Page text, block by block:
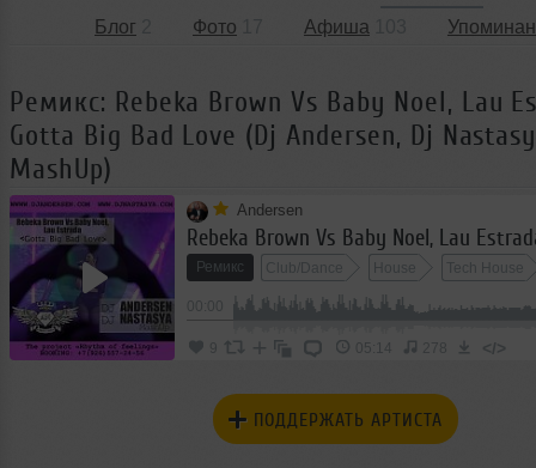
Блог
Фото Афиша
Ремикс: Rebeka Brown Vs Baby Noel, Lau
Gotta Big Bad Love (Dj Andersen, Dj
MashUp)
Andersen
Ремикс Club/Dance House Tech House
9 05:14 278 </>
ПОДДЕРЖАТЬ АРТИСТА